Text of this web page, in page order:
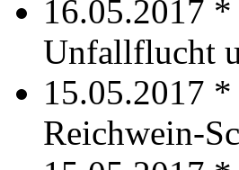
16.05.2017 *
Unfallflucht
15.05.2017 *
Reichwein-